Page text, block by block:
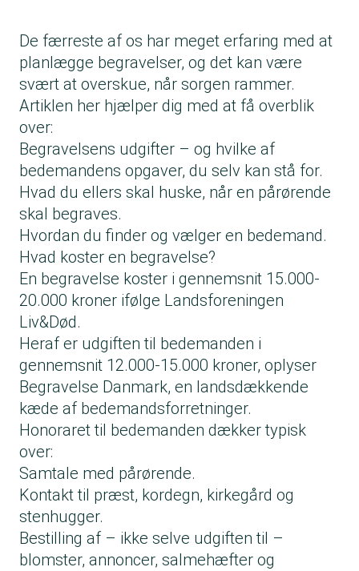
De færreste af os har meget erfaring med at
planlægge begravelser, og det kan være
svært at overskue, når sorgen rammer.
Artiklen her hjælper dig med at få overblik
over:
Begravelsens udgifter – og hvilke af
bedemandens opgaver, du selv kan stå for.
Hvad du ellers skal huske, når en pårørende
skal begraves.
Hvordan du finder og vælger en bedemand.
Hvad koster en begravelse?
En begravelse koster i gennemsnit 15.000-
20.000 kroner ifølge Landsforeningen
Liv&Død.
Heraf er udgiften til bedemanden i
gennemsnit 12.000-15.000 kroner, oplyser
Begravelse Danmark, en landsdækkende
kæde af bedemandsforretninger.
Honoraret til bedemanden dækker typisk
over:
Samtale med pårørende.
Kontakt til præst, kordegn, kirkegård og
stenhugger.
Bestilling af – ikke selve udgiften til –
blomster, annoncer, salmehæfter og